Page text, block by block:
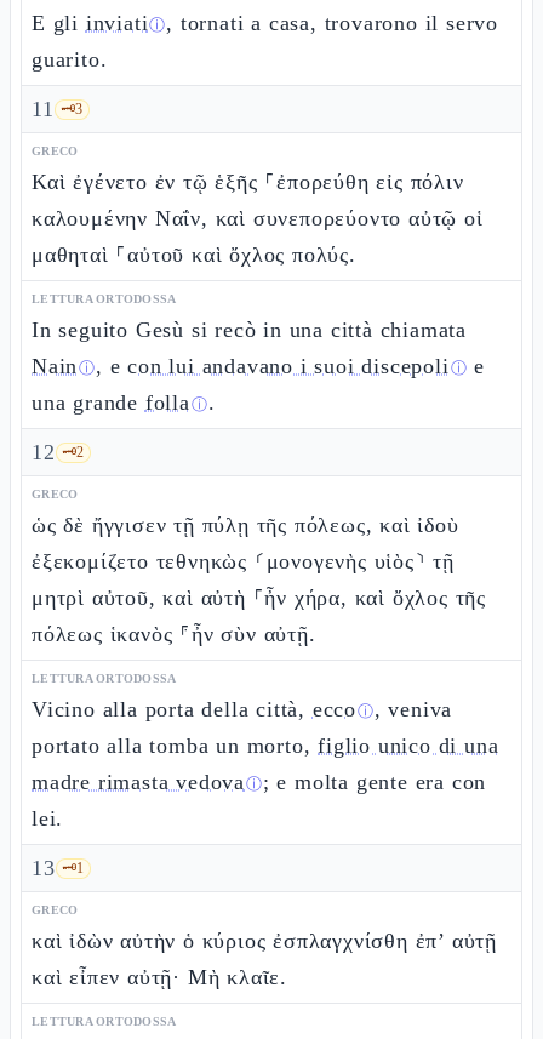
E gli inviatiⓘ, tornati a casa, trovarono il servo
guarito.
11 🗝️3
GRECO
Καὶ ἐγένετο ἐν τῷ ἑξῆς ⸀ἐπορεύθη εἰς πόλιν
καλουμένην Ναΐν, καὶ συνεπορεύοντο αὐτῷ οἱ
μαθηταὶ ⸀αὐτοῦ καὶ ὄχλος πολύς.
LETTURA ORTODOSSA
In seguito Gesù si recò in una città chiamata
Nainⓘ, econ lui andavano i suoi discepoliⓘ e
una grande follaⓘ.
12 🗝️2
GRECO
ὡς δὲ ἤγγισεν τῇ πύλῃ τῆς πόλεως, καὶ ἰδοὺ
ἐξεκομίζετο τεθνηκὼς ⸂μονογενὴς υἱὸς⸃ τῇ
μητρὶ αὐτοῦ, καὶ αὐτὴ ⸀ἦν χήρα, καὶ ὄχλος τῆς
πόλεως ἱκανὸς ⸁ἦν σὺν αὐτῇ.
LETTURA ORTODOSSA
Vicino alla porta della città, eccoⓘ, veniva
portato alla tomba un morto,figlio unico di una
madre rimasta vedovaⓘ; e molta gente era con
lei.
13 🗝️1
GRECO
καὶ ἰδὼν αὐτὴν ὁ κύριος ἐσπλαγχνίσθη ἐπ’ αὐτῇ
καὶ εἶπεν αὐτῇ· Μὴ κλαῖε.
LETTURA ORTODOSSA